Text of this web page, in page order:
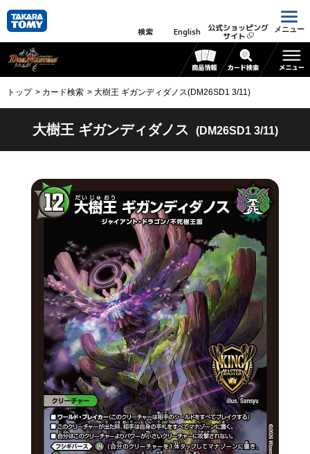
検索 English 公式ショッピング
サイト
メニュー
トップ カード検索 大樹王 ギガンディダノス(DM26SD1 3/11)
大樹王 ギガンディダノス (DM26SD1 3/11)